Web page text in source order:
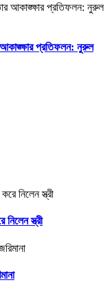
প্রতিফলন: নুরুল
নিলেন স্ত্রী